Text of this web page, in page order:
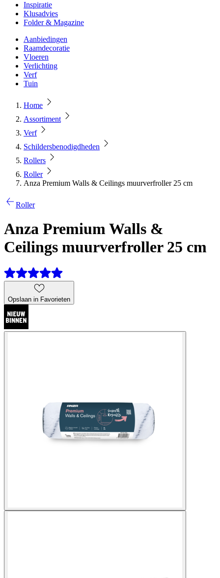
Inspiratie
Klusadvies
Folder & Magazine
Aanbiedingen
Raamdecoratie
Vloeren
Verlichting
Verf
Tuin
Home
Assortiment
Verf
Schildersbenodigdheden
Rollers
Roller
Anza Premium Walls & Ceilings muurverfroller 25 cm
Roller
Anza Premium Walls &
Ceilings muurverfroller 25 cm
Opslaan in Favorieten